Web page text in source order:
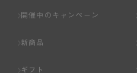
開催中のキャンペーン
新商品
ギフト